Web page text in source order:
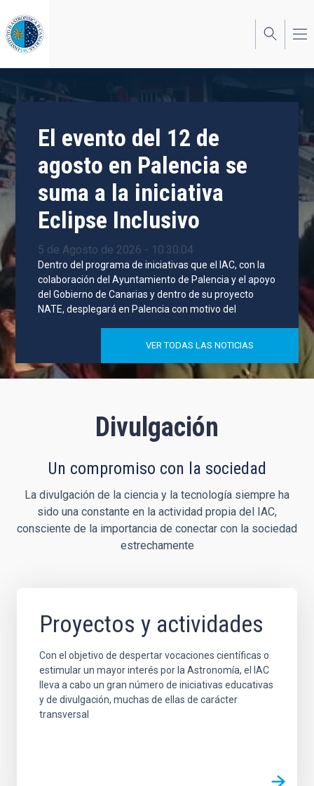
al
contenido
principal
El evento del 12 de
agosto en Palencia se
suma a la iniciativa
Eclipse Inclusivo
5 de Agosto de 2026 - 10:30:04
Dentro del programa de iniciativas que el IAC, con la
colaboración del Ayuntamiento de Palencia y el apoyo
del Gobierno de Canarias y dentro de su proyecto
NATE, desplegará en Palencia con motivo del
VER TODAS LAS NOTICIAS
Divulgación
Un compromiso con la sociedad
La divulgación de la ciencia y la tecnología siempre ha
sido una constante en la actividad propia del IAC,
consciente de la importancia de conectar con la sociedad
estrechamente
Proyectos y actividades
Con el objetivo de despertar vocaciones científicas o
estimular un mayor interés por la Astronomía, el IAC
lleva a cabo un gran número de iniciativas educativas
y de divulgación, muchas de ellas de carácter
transversal